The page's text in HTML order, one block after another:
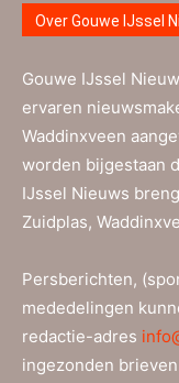
Over Gouwe IJssel
Gouwe IJssel
ervaren
Waddinxveen
worden bijgestaan
IJssel Nieuws
Zuidplas,
Persberichten,
mededelingen
redactie-adres
ingezonden